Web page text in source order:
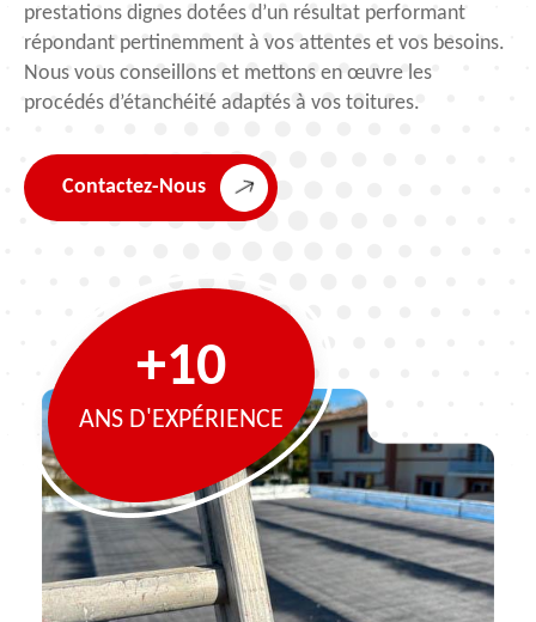
prestations dignes dotées d’un résultat performant
répondant pertinemment à vos attentes et vos besoins.
Nous vous conseillons et mettons en œuvre les
procédés d’étanchéité adaptés à vos toitures.
Contactez-Nous
+10
ANS D'EXPÉRIENCE